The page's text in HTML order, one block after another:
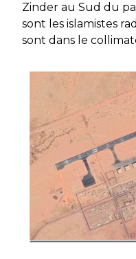
Zinder au Sud du
sont les islamistes
sont dans le